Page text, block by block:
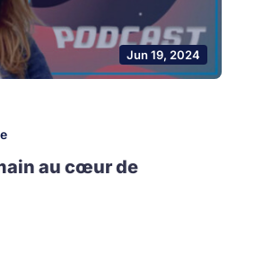
Jun 19, 2024
au cœur de